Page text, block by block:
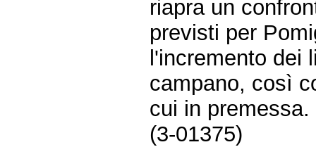
riapra un
previsti per
l'incremento dei
campano, così
cui in premessa.
(3-01375)